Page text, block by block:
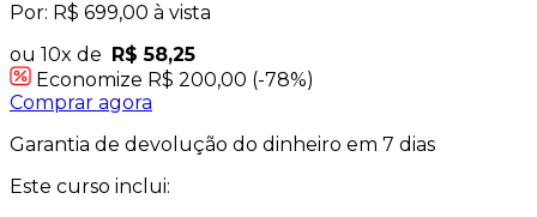
Por: R$ 699,00 à vista
ou 10x de R$ 58,25
Economize R$ 200,00 (-78%)
Comprar agora
Garantia de devolução do dinheiro em 7 dias
Este curso inclui: